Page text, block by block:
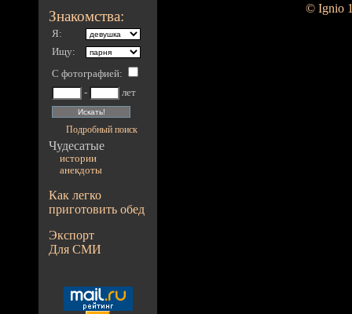
Знакомства:
Я:
Ищу:
С фотографией:
-
лет
Подробный поиск
Чудесатые
истории
анекдоты
Как легко
приготовить обед
Экспорт
Для СМИ
© Ignio